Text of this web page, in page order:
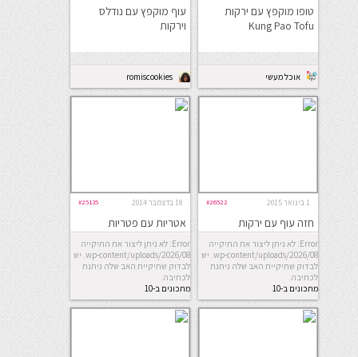
טופו מוקפץ עם ירקות
Kung Pao Tofu
אוכל מעשי
עוף מוקפץ עם נודלס
וירקות
romiscookies
1 בינואר 2015 #26522
חזה עוף עם ירקות
מוקפצים
Error: לא ניתן ליצור את התיקייה
wp-content/uploads/2026/08. יש
לבדוק שתיקיית האב שלה ניתנת
לכתיבה.
מתכונים ב-10
דקות
18 בדצמבר 2014 #25135
אטריות עם פטריות
ושעועית ירוקה
Error: לא ניתן ליצור את התיקייה
wp-content/uploads/2026/08. יש
לבדוק שתיקיית האב שלה ניתנת
לכתיבה.
מתכונים ב-10
דקות